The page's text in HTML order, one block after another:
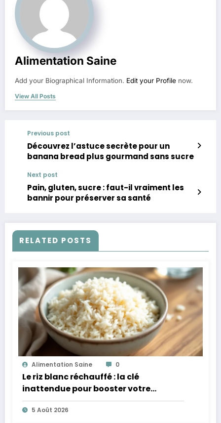
Alimentation Saine
Add your Biographical Information. Edit your Profile now.
View All Posts
Previous post
Découvrez l’astuce secrète pour un
banana bread plus gourmand sans sucre
Next post
Pain, gluten, sucre : faut-il vraiment les
bannir pour préserver sa santé
RELATED POSTS
Alimentation Saine 0
Le riz blanc réchauffé : la clé
inattendue pour booster votre
microbiote
5 Août 2026